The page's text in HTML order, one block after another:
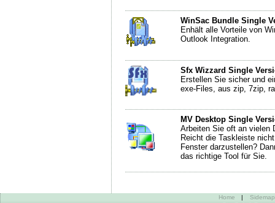
WinSac Bundle Single
Enhält alle Vorteile von
Outlook Integration.
Sfx Wizzard Single
Erstellen Sie sicher und
exe-Files, aus zip, 7zip,
MV Desktop Single
Arbeiten Sie oft an vielen
Reicht die Taskleiste
Fenster darzustellen?
das richtige Tool für Sie.
Home |
Sidemap